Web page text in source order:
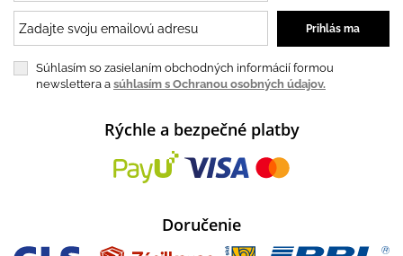
Súhlasím so zasielaním obchodných informácií formou
newslettera a súhlasím s Ochranou osobných údajov.
Rýchle a bezpečné platby
Doručenie